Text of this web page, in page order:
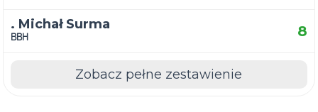
. Michał Surma
BBH 8
Zobacz pełne zestawienie